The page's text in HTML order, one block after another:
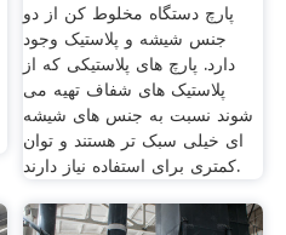
پارچ دستگاه مخلوط کن از دو
جنس شیشه و پلاستیک وجود
دارد. پارچ های پلاستیکی که از
پلاستیک های شفاف تهیه می
شوند نسبت به جنس های شیشه
ای خیلی سبک تر هستند و توان
کمتری برای استفاده نیاز دارند.